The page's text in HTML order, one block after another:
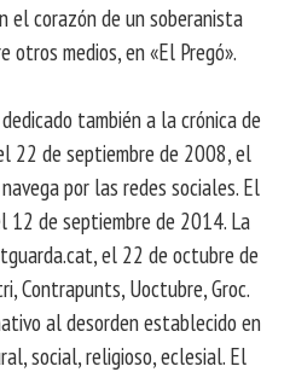
el corazón de un soberanista
otros medios, en «El Pregó».
también a la crónica de
22 de septiembre de 2008, el
por las redes sociales. El
12 de septiembre de 2014. La
el 22 de octubre de
Contrapunts, Uoctubre, Groc.
al desorden establecido en
social, religioso, eclesial. El